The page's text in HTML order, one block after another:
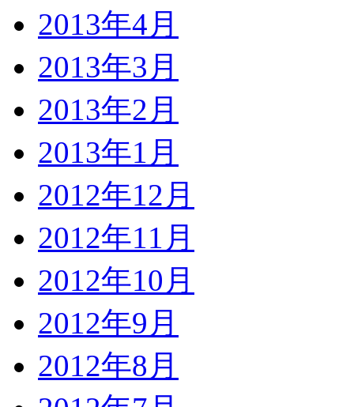
2013年4月
2013年3月
2013年2月
2013年1月
2012年12月
2012年11月
2012年10月
2012年9月
2012年8月